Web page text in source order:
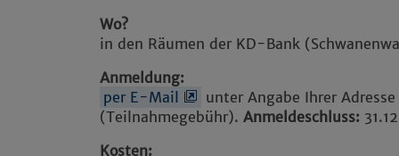
Wo?
in den Räumen der KD-Bank
Anmeldung:
per E-Mail
unter Angabe Ihrer
(Teilnahmegebühr). Anmeldeschluss:
Kosten: